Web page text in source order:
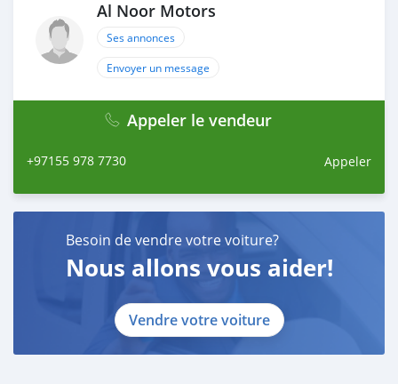
Al Noor Motors
Ses annonces
Envoyer un message
Appeler le vendeur
+97155 978 7730 Appeler
Besoin de vendre votre voiture?
Nous allons vous aider!
Vendre votre voiture